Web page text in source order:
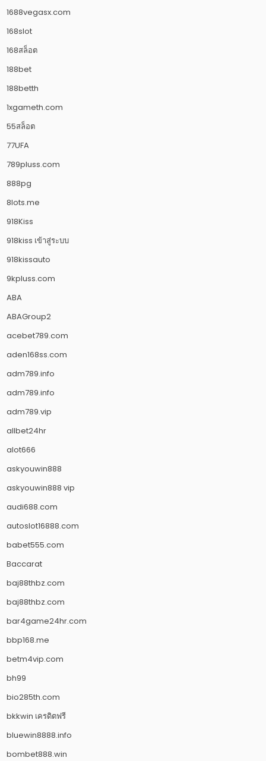
1688vegasx.com
168slot
168สล็อต
188bet
188betth
1xgameth.com
55สล็อต
77UFA
789pluss.com
888pg
8lots.me
918Kiss
918kiss เข้าสู่ระบบ
918kissauto
9kpluss.com
ABA
ABAGroup2
acebet789.com
aden168ss.com
adm789.info
adm789.info
adm789.vip
allbet24hr
alot666
askyouwin888
askyouwin888 vip
audi688.com
autoslot16888.com
babet555.com
Baccarat
baj88thbz.com
baj88thbz.com
bar4game24hr.com
bbp168.me
betm4vip.com
bh99
bio285th.com
bkkwin เครดิตฟรี
bluewin8888.info
bombet888.win